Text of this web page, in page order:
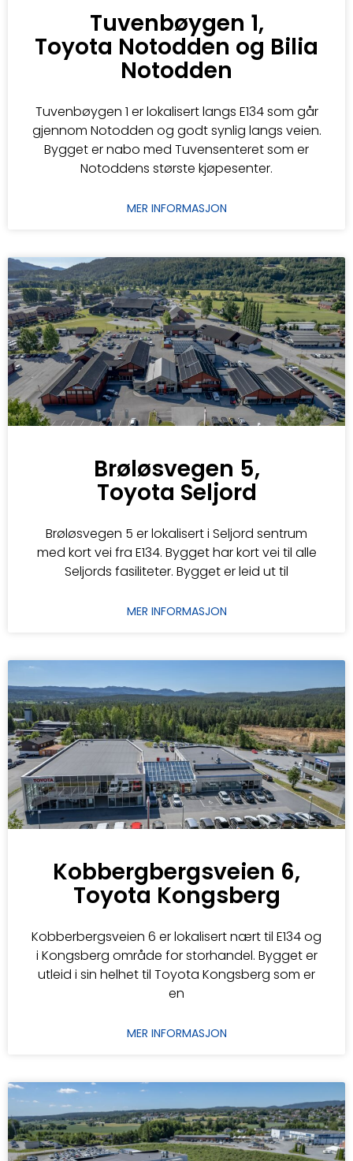
Tuvenbøygen 1,
Toyota Notodden og Bilia
Notodden
Tuvenbøygen 1 er lokalisert langs E134 som går
gjennom Notodden og godt synlig langs veien.
Bygget er nabo med Tuvensenteret som er
Notoddens største kjøpesenter.
MER INFORMASJON
Brøløsvegen 5,
Toyota Seljord
Brøløsvegen 5 er lokalisert i Seljord sentrum
med kort vei fra E134. Bygget har kort vei til alle
Seljords fasiliteter. Bygget er leid ut til
MER INFORMASJON
Kobbergbergsveien 6,
Toyota Kongsberg
Kobberbergsveien 6 er lokalisert nært til E134 og
i Kongsberg område for storhandel. Bygget er
utleid i sin helhet til Toyota Kongsberg som er
en
MER INFORMASJON